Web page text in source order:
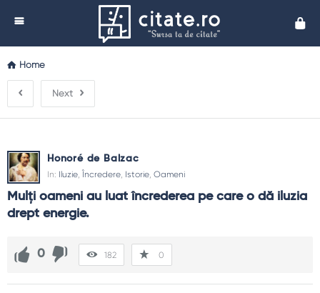
Home
Next
Honoré de Balzac
In: Iluzie, Încredere, Istorie, Oameni
Mulţi oameni au luat încrederea pe care o dă iluzia
drept energie.
0 182 0